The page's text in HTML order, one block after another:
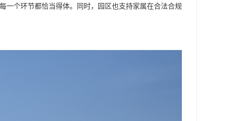
一个环节都恰当得体。同时，园区也支持家属在合法合规